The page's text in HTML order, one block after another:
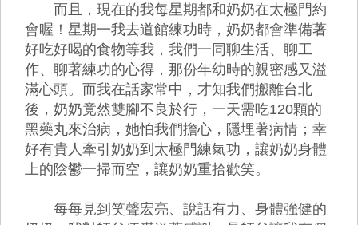
而且，現在的我每星期都和奶奶在太極門約
會喔！星期一我去道館練功時，奶奶都會準備著
好吃好喝的食物等我，我們一同聊生活、聊工
作、聊著練功的心得，那份年幼時的親密感又溢
滿心頭。而我在話家常中，才知我們搬離台北
後，奶奶竟然雙腳不良於行，一天需吃120顆的
黑藥丸來治病，她怕我們擔心，隱埋著病情；幸
好有貴人牽引奶奶到太極門練氣功，讓奶奶身體
上的陰鬱一掃而空，讓奶奶重拾歡笑。
每每見到笑聲宏亮、說話有力、身體強健的